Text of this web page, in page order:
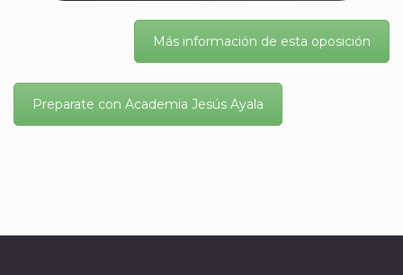
Más información de esta oposición
Preparate con Academia Jesús Ayala